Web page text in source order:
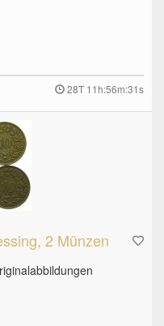
28T 11h:56m:30s
2 Münzen